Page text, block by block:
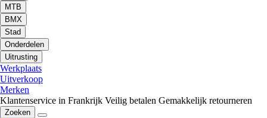
MTB
BMX
Stad
Onderdelen
Uitrusting
Werkplaats
Uitverkoop
Merken
Klantenservice in Frankrijk Veilig betalen Gemakkelijk retourneren
Zoeken